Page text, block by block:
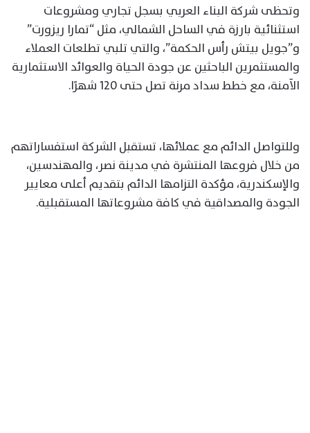
وتحظى شركة البناء العربي بسجل تجاري ومشروعات
استثنائية بارزة في الساحل الشمالي، مثل “تمارا ريزورت”
و”جويل بيتش رأس الحكمة”، والتي تلبي تطلعات العملاء
والمستثمرين الباحثين عن جودة الحياة والعوائد الاستثمارية
الآمنة، مع خطط سداد مرنة تصل حتى 120 شهرًا.
وللتواصل الدائم مع عملائها، تستقبل الشركة استفساراتهم
من خلال فروعها المنتشرة في مدينة نصر، والمهندسين،
والإسكندرية، مؤكدة التزامها الدائم بتقديم أعلى معايير
الجودة والمصداقية في كافة مشروعاتها المستقبلية.